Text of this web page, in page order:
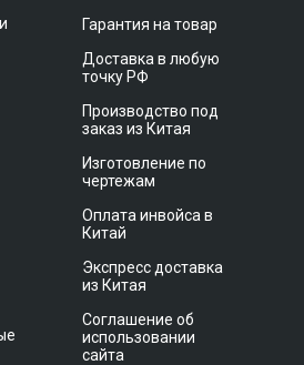
Гарантия на товар
Доставка в любую
точку РФ
Производство под
заказ из Китая
Изготовление по
чертежам
Оплата инвойса в
Китай
Экспресс доставка
из Китая
Соглашение об
использовании
сайта